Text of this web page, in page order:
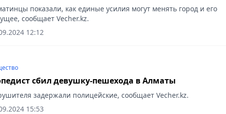
показали, как единые усилия могут менять город и его
сообщает Vecher.kz.
12:12
сбил девушку-пешехода в Алматы
задержали полицейские, сообщает Vecher.kz.
15:53